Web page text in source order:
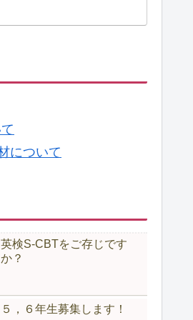
について
英検S-CBTをご存じです
か？
５，６年生募集します！